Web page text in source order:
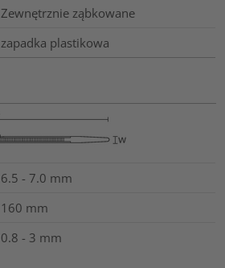
Zewnętrznie ząbkowane
zapadka plastikowa
6.5 - 7.0 mm
160 mm
0.8 - 3 mm